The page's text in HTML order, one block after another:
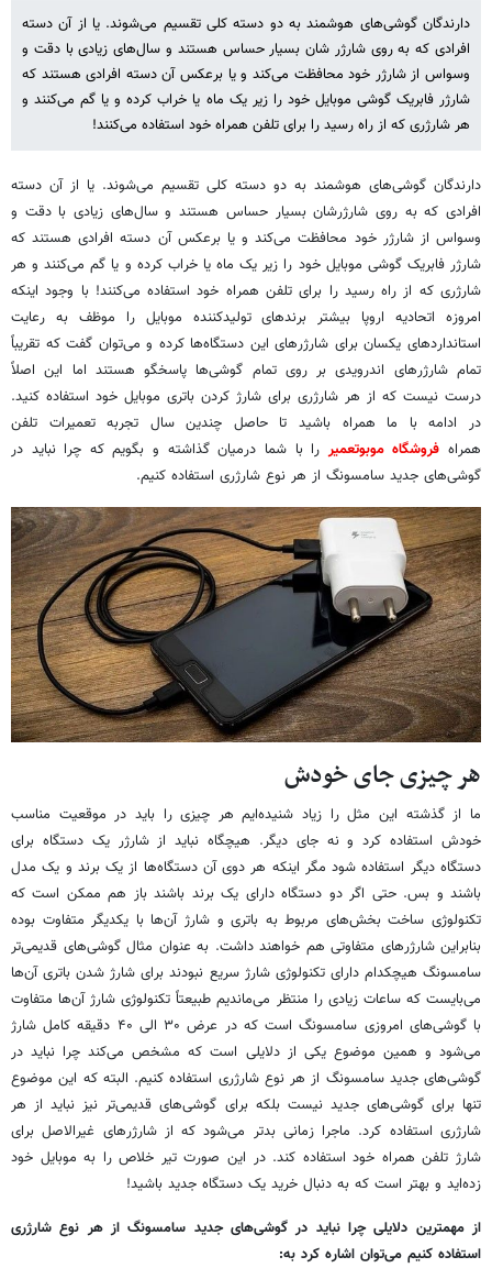
دارندگان گوشی‌های هوشمند به دو دسته کلی تقسیم می‌شوند. یا از آن دسته
افرادی که به روی شارژر شان بسیار حساس هستند و سال‌های زیادی با دقت و
وسواس از شارژر خود محافظت می‌کند و یا برعکس آن دسته افرادی هستند که
شارژر فابریک گوشی موبایل خود را زیر یک ماه یا خراب کرده و یا گم می‌کنند و
هر شارژری که از راه رسید را برای تلفن همراه خود استفاده می‌کنند!
دارندگان گوشی‌های هوشمند به دو دسته کلی تقسیم می‌شوند. یا از آن دسته
افرادی که به روی شارژرشان بسیار حساس هستند و سال‌های زیادی با دقت و
وسواس از شارژر خود محافظت می‌کند و یا برعکس آن دسته افرادی هستند که
شارژر فابریک گوشی موبایل خود را زیر یک ماه یا خراب کرده و یا گم می‌کنند و هر
شارژری که از راه رسید را برای تلفن همراه خود استفاده می‌کنند! با وجود اینکه
امروزه اتحادیه اروپا بیشتر برندهای تولیدکننده موبایل را موظف به رعایت
استانداردهای یکسان برای شارژرهای این دستگاه‌ها کرده و می‌توان گفت که تقریباً
تمام شارژرهای اندرویدی بر روی تمام گوشی‌ها پاسخگو هستند اما این اصلاً
درست نیست که از هر شارژری برای شارژ کردن باتری موبایل خود استفاده کنید.
در ادامه با ما همراه باشید تا حاصل چندین سال تجربه تعمیرات تلفن
همراه فروشگاه موبوتعمیررا با شما درمیان گذاشته و بگویم که چرا نباید در
گوشی‌های جدید سامسونگ از هر نوع شارژری استفاده کنیم.
هر چیزی جای خودش
ما از گذشته این مثل را زیاد شنیده‌ایم هر چیزی را باید در موقعیت مناسب
خودش استفاده کرد و نه جای دیگر. هیچگاه نباید از شارژر یک دستگاه برای
دستگاه دیگر استفاده شود مگر اینکه هر دوی آن دستگاه‌ها از یک برند و یک مدل
باشند و بس. حتی اگر دو دستگاه دارای یک برند باشند باز هم ممکن است که
تکنولوژی ساخت بخش‌های مربوط به باتری و شارژ آن‌ها با یکدیگر متفاوت بوده
بنابراین شارژرهای متفاوتی هم خواهند داشت. به عنوان مثال گوشی‌های قدیمی‌تر
سامسونگ هیچکدام دارای تکنولوژی شارژ سریع نبودند برای شارژ شدن باتری آن‌ها
می‌بایست که ساعات زیادی را منتظر می‌ماندیم طبیعتاً تکنولوژی شارژ آن‌ها متفاوت
با گوشی‌های امروزی سامسونگ است که در عرض ۳۰ الی ۴۰ دقیقه کامل شارژ
می‌شود و همین موضوع یکی از دلایلی است که مشخص می‌کند چرا نباید در
گوشی‌های جدید سامسونگ از هر نوع شارژری استفاده کنیم. البته که این موضوع
تنها برای گوشی‌های جدید نیست بلکه برای گوشی‌های قدیمی‌تر نیز نباید از هر
شارژری استفاده کرد. ماجرا زمانی بدتر می‌شود که از شارژرهای غیرالاصل برای
شارژ تلفن همراه خود استفاده کند. در این صورت تیر خلاص را به موبایل خود
زده‌اید و بهتر است که به دنبال خرید یک دستگاه جدید باشید!
از مهمترین دلایلی چرا نباید در گوشی‌های جدید سامسونگ از هر نوع شارژری
استفاده کنیم می‌توان اشاره کرد به: